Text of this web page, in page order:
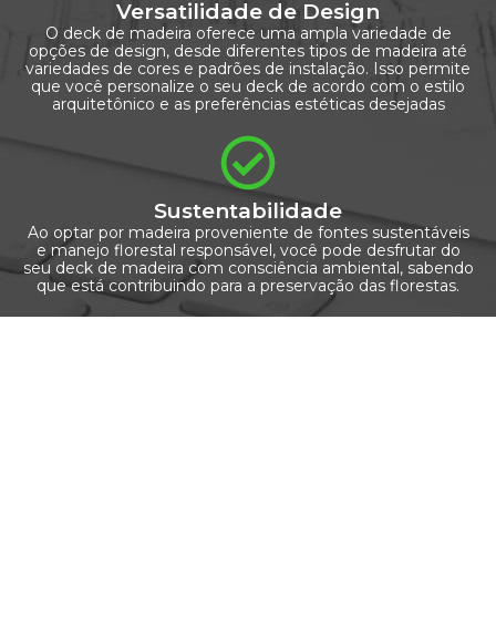
Versatilidade de Design
O deck de madeira oferece uma ampla variedade de
opções de design, desde diferentes tipos de madeira até
variedades de cores e padrões de instalação. Isso permite
que você personalize o seu deck de acordo com o estilo
arquitetônico e as preferências estéticas desejadas
Sustentabilidade
Ao optar por madeira proveniente de fontes sustentáveis
e manejo florestal responsável, você pode desfrutar do
seu deck de madeira com consciência ambiental, sabendo
que está contribuindo para a preservação das florestas.